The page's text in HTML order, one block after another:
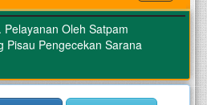
Pelayanan Oleh Satpam
Pisau Pengecekan Sarana